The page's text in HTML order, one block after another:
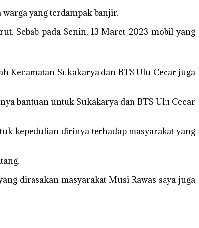
yang terdampak banjir.
Sebab pada Senin, 13 Maret 2023 mobil yang
Kecamatan Sukakarya dan BTS Ulu Cecar juga
bantuan untuk Sukakarya dan BTS Ulu Cecar
kepedulian dirinya terhadap masyarakat yang
dirasakan masyarakat Musi Rawas saya juga